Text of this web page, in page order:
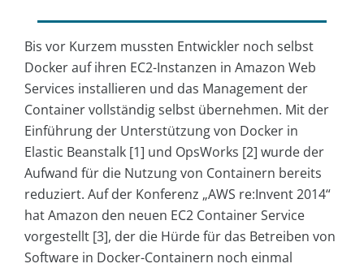
Bis vor Kurzem mussten Entwickler noch selbst
Docker auf ihren EC2-Instanzen in Amazon Web
Services installieren und das Management der
Container vollständig selbst übernehmen. Mit der
Einführung der Unterstützung von Docker in
Elastic Beanstalk [1] und OpsWorks [2] wurde der
Aufwand für die Nutzung von Containern bereits
reduziert. Auf der Konferenz „AWS re:Invent 2014“
hat Amazon den neuen EC2 Container Service
vorgestellt [3], der die Hürde für das Betreiben von
Software in Docker-Containern noch einmal